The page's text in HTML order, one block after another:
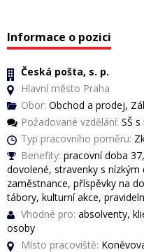
Informace o pozici
Česká pošta, s. p.
Hlavní město Praha
Obor: Obchod a prodej,
Požadované vzdělání: SŠ
Typ pracovního poměru:
Benefity: pracovní doba
dovolené, stravenky s nízkým
zaměstnance, příspěvky na
tábory, kulturní akce,
Vhodné pro: absolventy,
osoby
Místo pracoviště: